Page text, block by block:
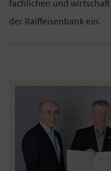
fachlichen und
der Raiffeisenbank ein.